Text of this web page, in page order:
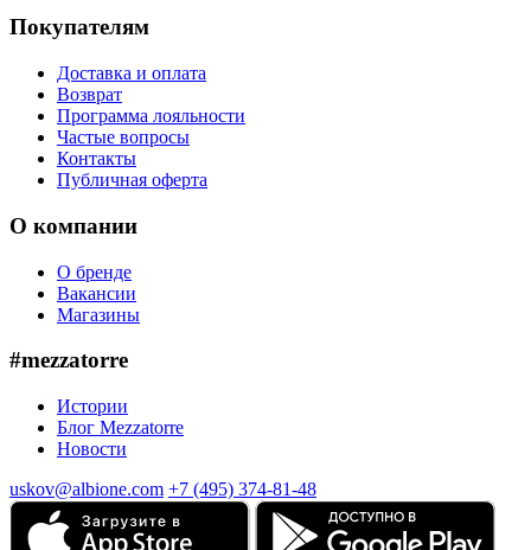
Покупателям
Доставка и оплата
Возврат
Программа лояльности
Частые вопросы
Контакты
Публичная оферта
О компании
О бренде
Вакансии
Магазины
#mezzatorre
Истории
Блог Mezzatorre
Новости
uskov@albione.com +7 (495) 374-81-48